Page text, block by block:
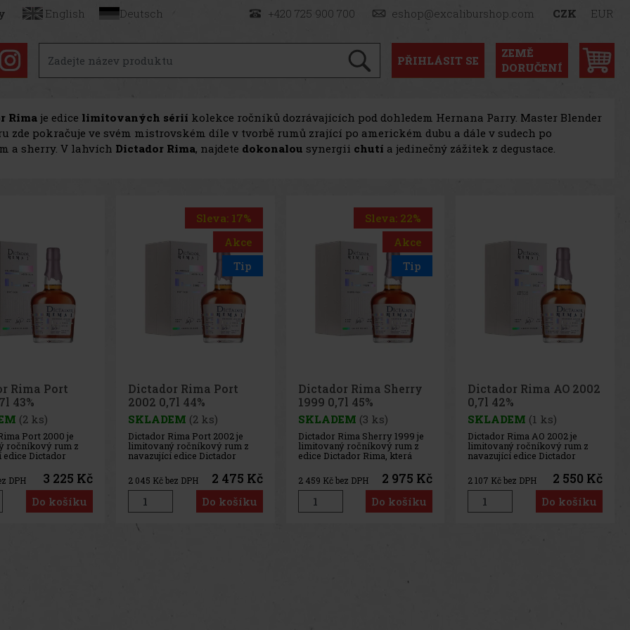
English Deutsch +420 725 900 700 eshop@excaliburshop.com CZK EUR
PŘIHLÁSIT SE
ZEMĚ
DORUČENÍ
Rimaje edice limitovaných sérií kolekce ročníků dozrávajících pod dohledem Hernana Parry. Master Blender
zde pokračuje ve svém mistrovském díle v tvorbě rumů zrající po americkém dubu a dále v sudech po
a sherry. V lahvích Dictador Rima, najdete dokonalou synergii chutí a jedinečný zážitek z degustace.
Rima Port
43%
(2 ks)
Port 2000 je
ročníkový rum z
edice Dictador
pokračuje v práci
Hernana
kolekce staví na
sudech a
zrání v
dubu s dalším
DPH 3 225 Kč
Do košíku
Sleva: 17%
Akce
Tip
Dictador Rima Port
2002 0,7l 44%
SKLADEM (2 ks)
Dictador Rima Port 2002 je
limitovaný ročníkový rum z
navazující edice Dictador
Rima, která rozvíjí práci
Master Blendera Hernana
Parry. Tato kolekce staví na
pečlivém zrání v americkém
dubu a následném dozrávání v
sudech po portském a sherry.
Název
2 045 Kč bez DPH 2 475 Kč
Do košíku
Sleva: 22%
Akce
Tip
Dictador Rima Sherry
1999 0,7l 45%
SKLADEM (3 ks)
Dictador Rima Sherry 1999 je
limitovaný ročníkový rum z
edice Dictador Rima, která
výjimečných ročníků
dozrávajících pod dohledem
Hernana Parry. Tato řada staví
na pečlivém zrání v
americkém dubu a následném
2 459 Kč bez DPH 2 975 Kč
Do košíku
Dictador Rima AO 2002
0,7l 42%
SKLADEM (1 ks)
Dictador Rima AO 2002 je
limitovaný ročníkový rum z
navazující edice Dictador
Rima, která vzniká pod
dohledem Hernana Parry. Tato
kolekce rozvíjí dlouholetou
práci Master Blendera a staví
na pečlivém zrání v
americkém dubu s dalším
2 107 Kč bez DPH 2 550 Kč
Do košíku